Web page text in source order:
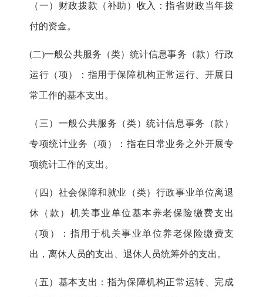
（一）财政拨款（补助）收入：指省财政当年拨
付的资金。
(二)一般公共服务（类）统计信息事务（款）行政
运行（项）：指用于保障机构正常运行、开展日
常工作的基本支出。
（三）一般公共服务（类）统计信息事务（款）
专项统计业务（项）：指在日常业务之外开展专
项统计工作的支出。
（四）社会保障和就业（类）行政事业单位离退
休（款）机关事业单位基本养老保险缴费支出
（项）：指用于机关事业单位养老保险缴费支
出，离休人员的支出、退休人员统筹外的支出。
（五）基本支出：指为保障机构正常运转、完成